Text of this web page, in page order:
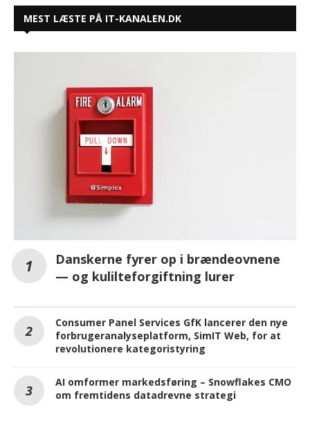
MEST LÆSTE PÅ IT-KANALEN.DK
Danskerne fyrer op i brændeovnene
— og kulilteforgiftning lurer
Consumer Panel Services GfK lancerer den nye
forbrugeranalyseplatform, SimIT Web, for at
revolutionere kategoristyring
AI omformer markedsføring – Snowflakes CMO
om fremtidens datadrevne strategi